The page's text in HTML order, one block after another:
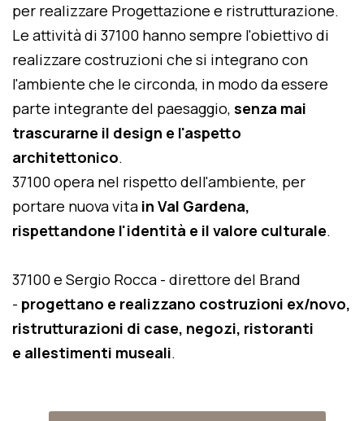
per realizzare Progettazione e ristrutturazione.
Le attività di 37100 hanno sempre l'obiettivo di
realizzare costruzioni che si integrano con
l'ambiente che le circonda, in modo da essere
parte integrante del paesaggio, senza mai
trascurarne il design e l'aspetto
architettonico.
37100 opera nel rispetto dell'ambiente, per
portare nuova vita in Val Gardena,
rispettandone l'identità e il valore culturale.
37100 e Sergio Rocca - direttore del Brand
- progettano e realizzano costruzioni ex/novo,
ristrutturazioni di case, negozi, ristoranti
e allestimenti museali.